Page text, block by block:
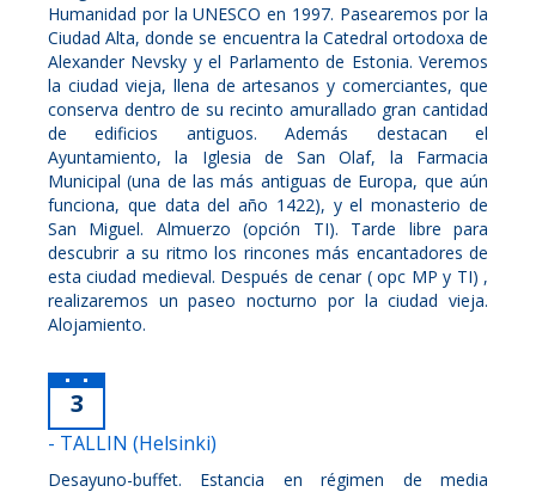
Humanidad por la UNESCO en 1997. Pasearemos por la
Ciudad Alta, donde se encuentra la Catedral ortodoxa de
Alexander Nevsky y el Parlamento de Estonia. Veremos
la ciudad vieja, llena de artesanos y comerciantes, que
conserva dentro de su recinto amurallado gran cantidad
de edificios antiguos. Además destacan el
Ayuntamiento, la Iglesia de San Olaf, la Farmacia
Municipal (una de las más antiguas de Europa, que aún
funciona, que data del año 1422), y el monasterio de
San Miguel. Almuerzo (opción TI). Tarde libre para
descubrir a su ritmo los rincones más encantadores de
esta ciudad medieval. Después de cenar ( opc MP y TI) ,
realizaremos un paseo nocturno por la ciudad vieja.
Alojamiento.
3
- TALLIN (Helsinki)
Desayuno-buffet. Estancia en régimen de media